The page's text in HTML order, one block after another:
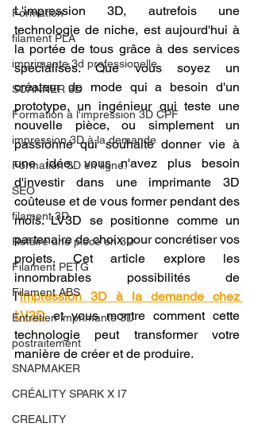
Formation
filament PLA
imprimante 3d professionelle
SCANNER 3D
Formation à l'impression 3D CPF
impression 3D à la demande
Formation 3D en ligne.
SEO
filament 3D
Refaire une piece en 3D
Filament PETG
Filament ABS
Entretien imprimante 3D
postraitement
SNAPMAKER
CRÉALITY SPARK X I7
CREALITY
L'impression 3D, autrefois une
technologie de niche, est aujourd'hui à
la portée de tous grâce à des services
spécialisés. Que vous soyez un
créateur de mode qui a besoin d'un
prototype, un ingénieur qui teste une
nouvelle pièce, ou simplement un
passionné qui souhaite donner vie à
une idée, vous n'avez plus besoin
d'investir dans une imprimante 3D
coûteuse et de vous former pendant des
mois. LV3D se positionne comme un
partenaire de choix pour concrétiser vos
projets. Cet article explore les
innombrables possibilités de
l'impression 3D à la demande chez
LV3D et vous montre comment cette
technologie peut transformer votre
manière de créer et de produire.